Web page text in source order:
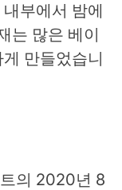
부에서 밤에
는 많은 베이
만들었습니
의 2020년 8